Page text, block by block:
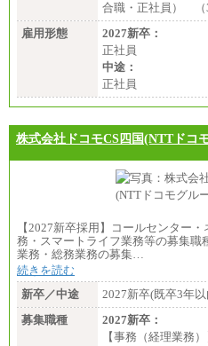
合職・正社員） （
雇用形態
2027新卒：
正社員
中途：
正社員
株式会社ドコモCS四国(NTTドコ
【2027新卒採用】コールセンター
務・スマートライフ業務等の募集職
業務・総務業務の募集…
続きを読む
新卒／中途
2027新卒(既卒3年
募集職種
2027新卒：
【事務（経理業務